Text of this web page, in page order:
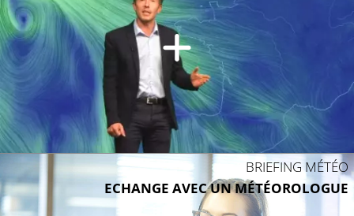
BRIEFING MÉTÉO
ECHANGE AVEC UN MÉTÉOROLOGUE